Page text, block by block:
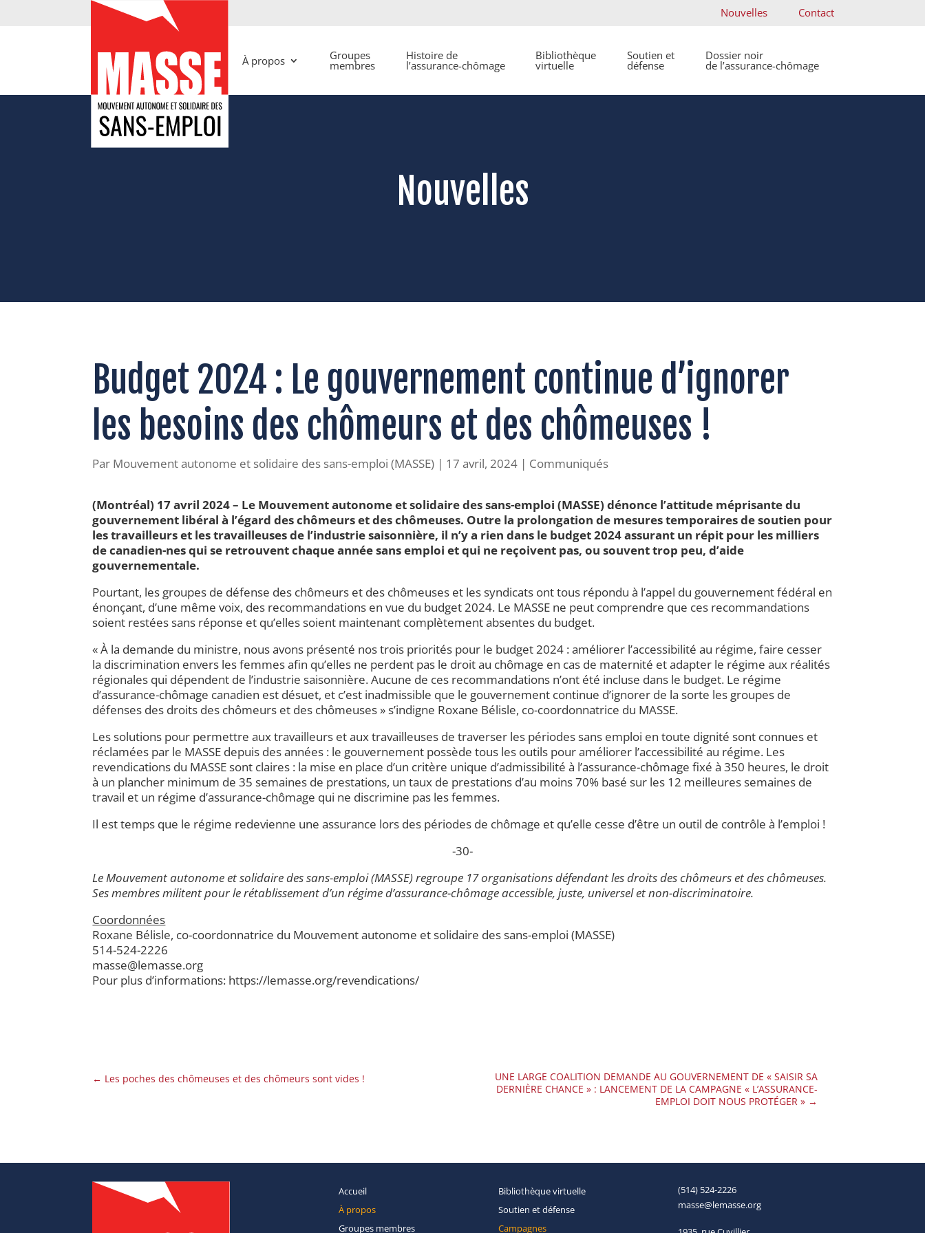
Nouvelles Contact
À propos Groupes
membres
Histoire de
l’assurance-chômage
Bibliothèque
virtuelle
Soutien et
défense
Dossier noir
de l’assurance-chômage
Nouvelles
Budget 2024 : Le gouvernement continue d’ignorer
les besoins des chômeurs et des chômeuses !
Par Mouvement autonome et solidaire des sans-emploi (MASSE) | 17 avril, 2024 | Communiqués
(Montréal) 17 avril 2024 – Le Mouvement autonome et solidaire des sans-emploi (MASSE) dénonce l’attitude méprisante du
gouvernement libéral à l’égard des chômeurs et des chômeuses. Outre la prolongation de mesures temporaires de soutien pour
les travailleurs et les travailleuses de l’industrie saisonnière, il n’y a rien dans le budget 2024 assurant un répit pour les milliers
de canadien-nes qui se retrouvent chaque année sans emploi et qui ne reçoivent pas, ou souvent trop peu, d’aide
gouvernementale.
Pourtant, les groupes de défense des chômeurs et des chômeuses et les syndicats ont tous répondu à l’appel du gouvernement fédéral en
énonçant, d’une même voix, des recommandations en vue du budget 2024. Le MASSE ne peut comprendre que ces recommandations
soient restées sans réponse et qu’elles soient maintenant complètement absentes du budget.
« À la demande du ministre, nous avons présenté nos trois priorités pour le budget 2024 : améliorer l’accessibilité au régime, faire cesser
la discrimination envers les femmes afin qu’elles ne perdent pas le droit au chômage en cas de maternité et adapter le régime aux réalités
régionales qui dépendent de l’industrie saisonnière. Aucune de ces recommandations n’ont été incluse dans le budget. Le régime
d’assurance-chômage canadien est désuet, et c’est inadmissible que le gouvernement continue d’ignorer de la sorte les groupes de
défenses des droits des chômeurs et des chômeuses » s’indigne Roxane Bélisle, co-coordonnatrice du MASSE.
Les solutions pour permettre aux travailleurs et aux travailleuses de traverser les périodes sans emploi en toute dignité sont connues et
réclamées par le MASSE depuis des années : le gouvernement possède tous les outils pour améliorer l’accessibilité au régime. Les
revendications du MASSE sont claires : la mise en place d’un critère unique d’admissibilité à l’assurance-chômage fixé à 350 heures, le droit
à un plancher minimum de 35 semaines de prestations, un taux de prestations d’au moins 70% basé sur les 12 meilleures semaines de
travail et un régime d’assurance-chômage qui ne discrimine pas les femmes.
Il est temps que le régime redevienne une assurance lors des périodes de chômage et qu’elle cesse d’être un outil de contrôle à l’emploi !
-30-
Le Mouvement autonome et solidaire des sans-emploi (MASSE) regroupe 17 organisations défendant les droits des chômeurs et des chômeuses.
Ses membres militent pour le rétablissement d’un régime d’assurance-chômage accessible, juste, universel et non-discriminatoire.
Coordonnées
Roxane Bélisle, co-coordonnatrice du Mouvement autonome et solidaire des sans-emploi (MASSE)
514-524-2226
masse@lemasse.org
Pour plus d’informations: https://lemasse.org/revendications/
← Les poches des chômeuses et des chômeurs sont vides !
UNE LARGE COALITION DEMANDE AU GOUVERNEMENT DE « SAISIR SA
DERNIÈRE CHANCE » : LANCEMENT DE LA CAMPAGNE « L’ASSURANCE-
EMPLOI DOIT NOUS PROTÉGER » →
Accueil
À propos
Groupes membres
Bibliothèquevirtuelle
Soutien etdéfense
Campagnes
(514) 524-2226
masse@lemasse.org